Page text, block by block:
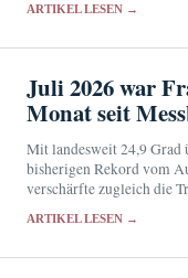
ARTIKEL LESEN →
Juli 2026 war
Monat seit
Mit landesweit 24,9
bisherigen Rekord vom
verschärfte zugleich die
ARTIKEL LESEN →